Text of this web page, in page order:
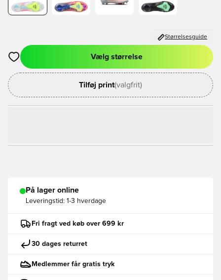
Størrelsesguide
Åbner en Modal til at logge ind eller tilmelde dig som medlem
Vælg størrelse
Tilføj print(valgfrit)
På lager online
Leveringstid: 1-3 hverdage
Fri fragt ved køb over 699 kr
30 dages returret
Medlemmer får gratis tryk